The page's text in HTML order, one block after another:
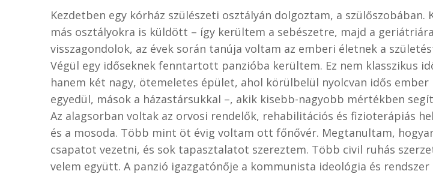
Kezdetben egy kórház szülészeti osztályán dolgoztam, a szülőszobában.
más osztályokra is küldött – így kerültem a sebészetre, majd a
visszagondolok, az évek során tanúja voltam az emberi életnek a
Végül egy időseknek fenntartott panzióba kerültem. Ez nem klasszikus
hanem két nagy, ötemeletes épület, ahol körülbelül nyolcvan idős ember
egyedül, mások a házastársukkal –, akik kisebb-nagyobb mértékben
Az alagsorban voltak az orvosi rendelők, rehabilitációs és fizioterápiás
és a mosoda. Több mint öt évig voltam ott főnővér. Megtanultam,
csapatot vezetni, és sok tapasztalatot szereztem. Több civil ruhás
velem együtt. A panzió igazgatónője a kommunista ideológia és rendszer